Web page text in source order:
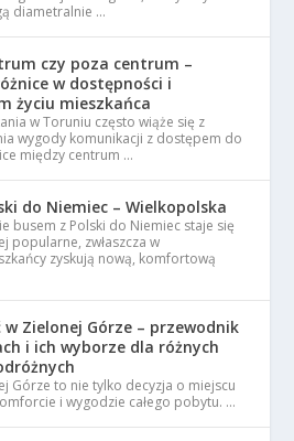
diametralnie …
czy poza centrum –
w dostępności i
życiu mieszkańca
w Toruniu często wiąże się z
wygody komunikacji z dostępem do
między centrum …
do Niemiec – Wielkopolska
busem z Polski do Niemiec staje się
popularne, zwłaszcza w
zyskują nową, komfortową
w Zielonej Górze – przewodnik
i ich wyborze dla różnych
Górze to nie tylko decyzja o miejscu
i wygodzie całego pobytu. …